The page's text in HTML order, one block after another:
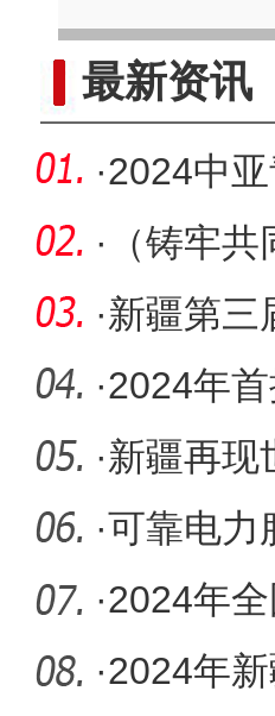
最新资讯
·2024中
·
（铸牢
华一家
·新疆第三
幕
·2024年
·新疆再现
·可靠电力
·2024年
·2024年